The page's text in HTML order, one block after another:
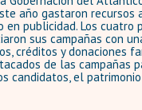
año gastaron recursos
en publicidad. Los cuatro
sus campañas con
créditos y donaciones
de las campañas
candidatos, el